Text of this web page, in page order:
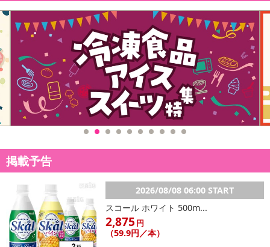
休業日
その他共通および商品カテゴリー別注意事項（※必ずご確認くだ
さい）
こちらの情報は2026年07月09日 時点での情報となります。
掲載予告
2026/08/08 06:00 START
スコール ホワイト 500m...
2,875 円
（59.9円／本）